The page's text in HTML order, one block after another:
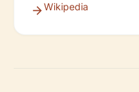
Wikipedia